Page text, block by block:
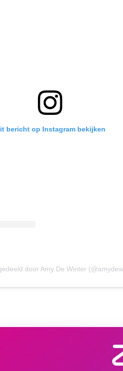
bericht op Instagram bekijken
door Amy De Winter